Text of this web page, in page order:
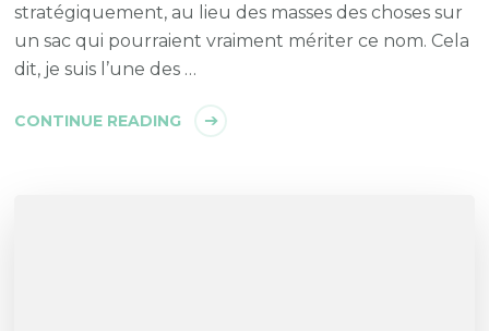
stratégiquement, au lieu des masses des choses sur
un sac qui pourraient vraiment mériter ce nom. Cela
dit, je suis l’une des …
CONTINUE READING